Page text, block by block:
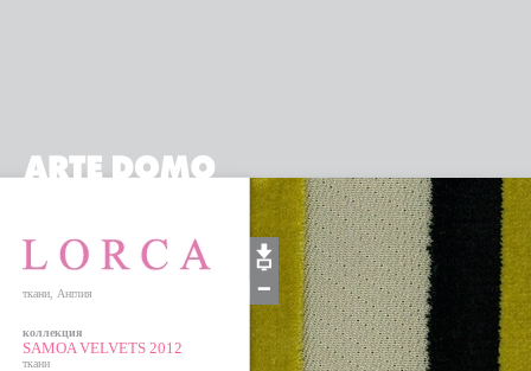
ткани, Англия
коллекция
SAMOA VELVETS 2012
ткани